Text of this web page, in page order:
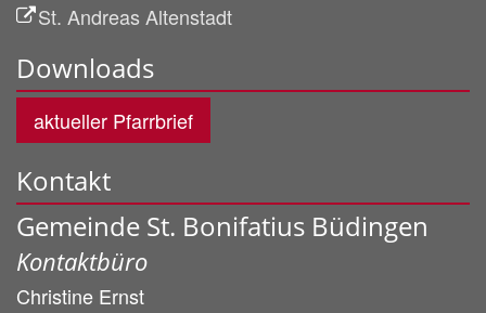
St. Andreas Altenstadt
Downloads
aktueller Pfarrbrief
Kontakt
Gemeinde St. Bonifatius Büdingen
Kontaktbüro
Christine Ernst